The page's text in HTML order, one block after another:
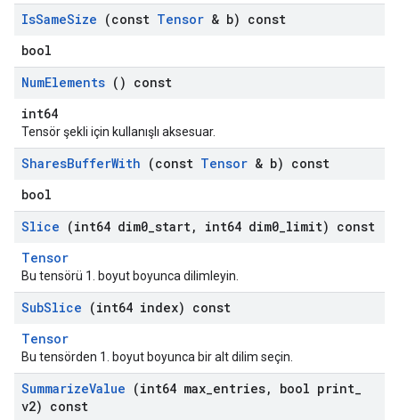
IsSameSize (const Tensor & b) const
bool
NumElements () const
int64
Tensör şekli için kullanışlı aksesuar.
SharesBufferWith (const Tensor & b) const
bool
Slice (int64 dim0 start, int64 dim0 limit) const
Tensor
Bu tensörü 1. boyut boyunca dilimleyin.
SubSlice (int64 index) const
Tensor
Bu tensörden 1. boyut boyunca bir alt dilim seçin.
SummarizeValue (int64 max entries, bool print
v2) const